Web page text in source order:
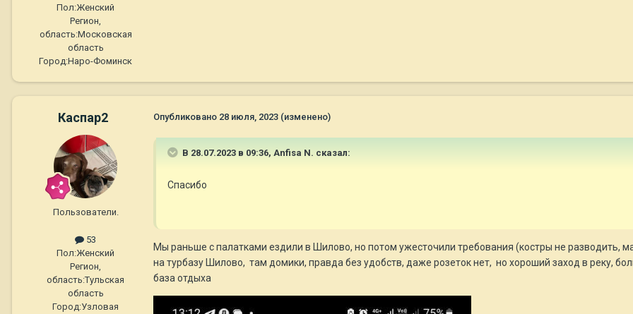
Пол:Женский
Регион,
область:Московская
область
Город:Наро-Фоминск
Каспар2
Пользователи.
53
Пол:Женский
Регион,
область:Тульская
область
Город:Узловая
Опубликовано 28 июля, 2023 (изменено)
В 28.07.2023 в 09:36, Anfisa N. сказал:
Спасибо
Мы раньше с палатками ездили в Шилово, но потом ужесточили требования (костры не разводить,
на турбазу Шилово, там домики, правда без удобств, даже розеток нет, но хороший заход в реку,
база отдыха